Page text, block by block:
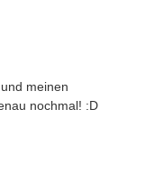
meinen
nochmal! :D